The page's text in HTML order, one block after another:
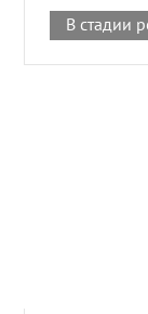
В стадии